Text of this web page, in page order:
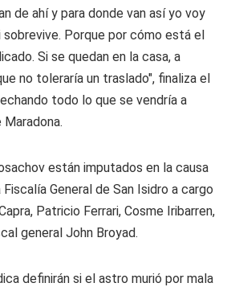
de ahí y para donde van así yo voy
Porque por cómo está el
Si se quedan en la casa, a
no toleraría un traslado", finaliza el
todo lo que se vendría a
están imputados en la causa
General de San Isidro a cargo
Patricio Ferrari, Cosme Iribarren,
general John Broyad.
definirán si el astro murió por mala